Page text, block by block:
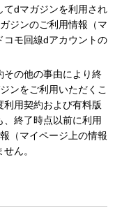
dマガジンを利用され
ジンのご利用情報（マ
コモ回線dアカウントの
の他の事由により終
ンをご利用いただくこ
利用契約および有料版
終了時点以前に利用
（マイページ上の情報
ん。